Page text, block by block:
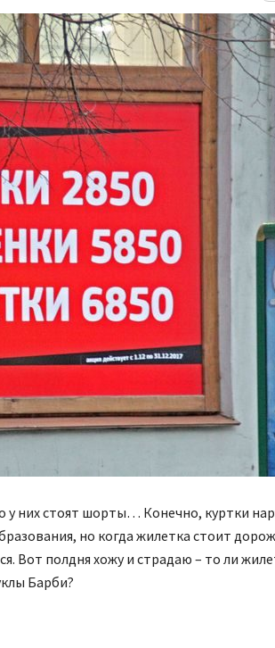
у них стоят шорты… Конечно, куртки
но когда жилетка стоит
Вот полдня хожу и страдаю – то ли
Барби?